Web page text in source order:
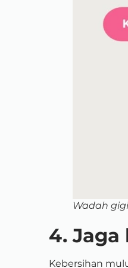
Wadah
4.
Kebersihan